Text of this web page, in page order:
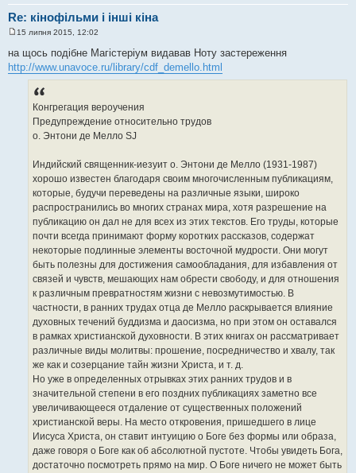
Re: кінофільми і інші кіна
в
і
15 липня 2015, 12:02
на щось подібне Магістеріум видавав Ноту застереження
http://www.unavoce.ru/library/cdf_demello.html
Конгрегация вероучения
Предупреждение относительно трудов
о. Энтони де Мелло SJ
Индийский священник-иезуит о. Энтони де Мелло (1931-1987)
хорошо известен благодаря своим многочисленным публикациям,
которые, будучи переведены на различные языки, широко
распространились во многих странах мира, хотя разрешение на
публикацию он дал не для всех из этих текстов. Его труды, которые
почти всегда принимают форму коротких рассказов, содержат
некоторые подлинные элементы восточной мудрости. Они могут
быть полезны для достижения самообладания, для избавления от
связей и чувств, мешающих нам обрести свободу, и для отношения
к различным превратностям жизни с невозмутимостью. В
частности, в ранних трудах отца де Мелло раскрывается влияние
духовных течений буддизма и даосизма, но при этом он оставался
в рамках христианской духовности. В этих книгах он рассматривает
различные виды молитвы: прошение, посредничество и хвалу, так
же как и созерцание тайн жизни Христа, и т. д.
Но уже в определенных отрывках этих ранних трудов и в
значительной степени в его поздних публикациях заметно все
увеличивающееся отдаление от существенных положений
христианской веры. На место откровения, пришедшего в лице
Иисуса Христа, он ставит интуицию о Боге без формы или образа,
даже говоря о Боге как об абсолютной пустоте. Чтобы увидеть Бога,
достаточно посмотреть прямо на мир. О Боге ничего не может быть